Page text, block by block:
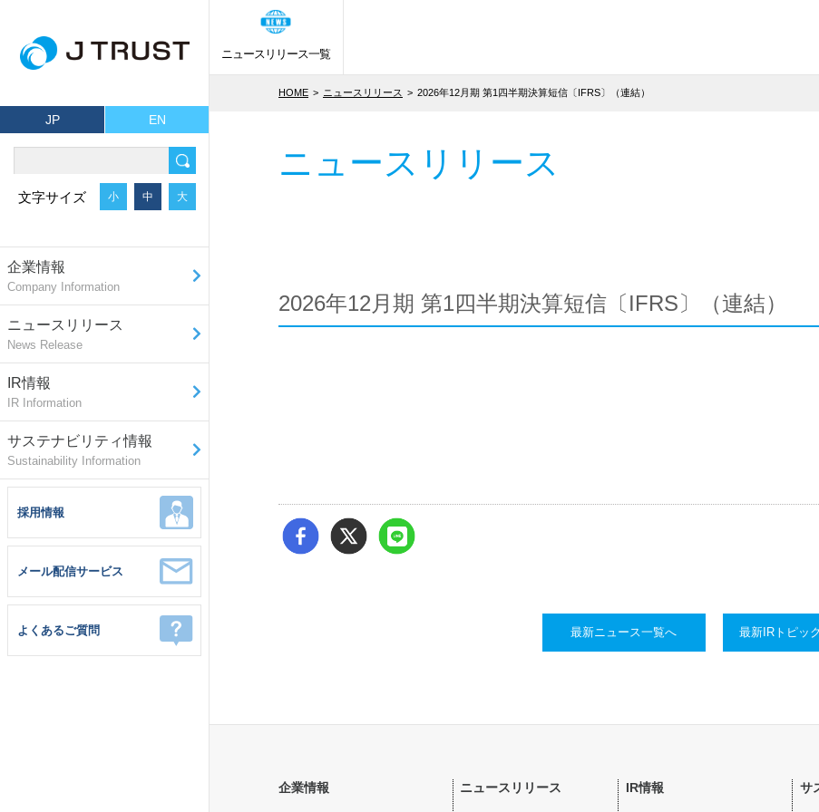
JP EN
文字サイズ 小 中 大
企業情報
Company Information
ニュースリリース
News Release
IR情報
IR Information
サステナビリティ情報
Sustainability Information
採用情報
メール配信サービス
よくあるご質問
ニュースリリース一覧
HOME ニュースリリース 2026年12月期 第1四半期決算短信〔IFRS〕（連結）
ニュースリリース
2026年12月期 第1四半期決算短信〔IFRS〕（連結）
最新ニュース一覧へ 最新IRトピッ
企業情報 ニュースリリース IR情報 サ